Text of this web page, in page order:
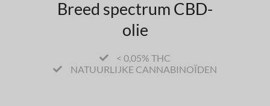
Breed spectrum CBD-
olie
< 0,05% THC
NATUURLIJKE CANNABINOÏDEN